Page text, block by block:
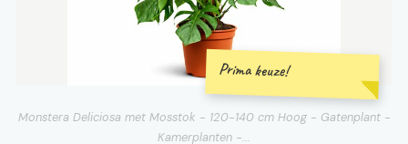
Prima keuze!
Monstera Deliciosa met Mosstok - 120-140 cm Hoog - Gatenplant -
Kamerplanten -...